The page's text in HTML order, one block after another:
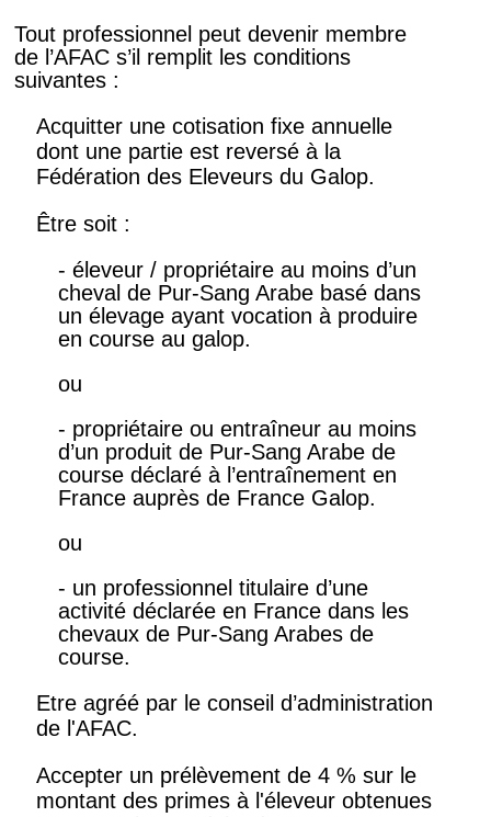
Tout professionnel peut devenir membre
de l’AFAC s’il remplit les conditions
suivantes :
Acquitter une cotisation fixe annuelle
dont une partie est reversé à la
Fédération des Eleveurs du Galop.
Être soit :
- éleveur / propriétaire au moins d’un
cheval de Pur-Sang Arabe basé dans
un élevage ayant vocation à produire
en course au galop.
ou
- propriétaire ou entraîneur au moins
d’un produit de Pur-Sang Arabe de
course déclaré à l’entraînement en
France auprès de France Galop.
ou
- un professionnel titulaire d’une
activité déclarée en France dans les
chevaux de Pur-Sang Arabes de
course.
Etre agréé par le conseil d’administration
de l'AFAC.
Accepter un prélèvement de 4 % sur le
montant des primes à l'éleveur obtenues